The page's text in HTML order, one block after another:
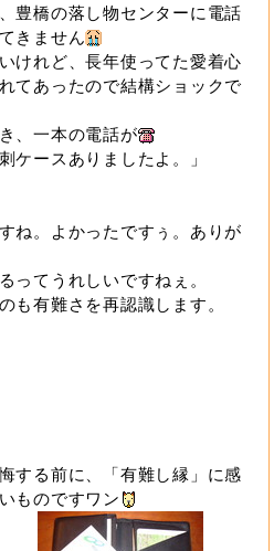
豊橋の落し物センターに電話
きません
けれど、長年使ってた愛着心
てあったので結構ショックで
、一本の電話が
ケースありましたよ。」
ね。よかったですぅ。ありが
ってうれしいですねぇ。
も有難さを再認識します。
する前に、「有難し縁」に感
ものですワン